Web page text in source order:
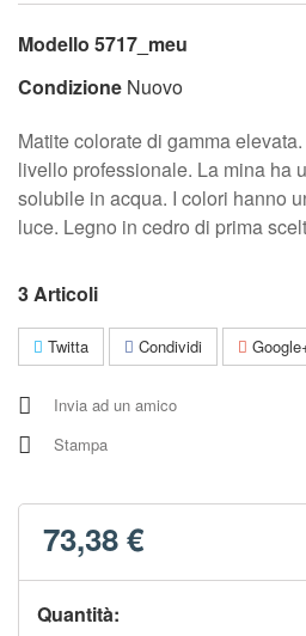
Modello 5717_meu
Condizione Nuovo
Matite colorate di gamma
livello professionale. La mina ha
solubile in acqua. I colori hanno
luce. Legno in cedro di prima
3Articoli
Twitta Condividi
Invia ad un amico
Stampa
73,38 €
Quantità: